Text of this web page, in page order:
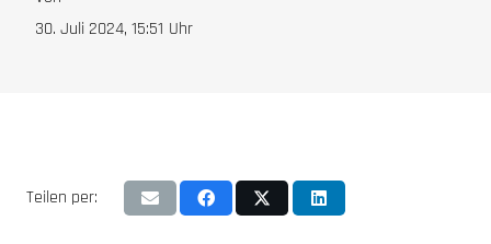
30. Juli 2024, 15:51 Uhr
Teilen per: